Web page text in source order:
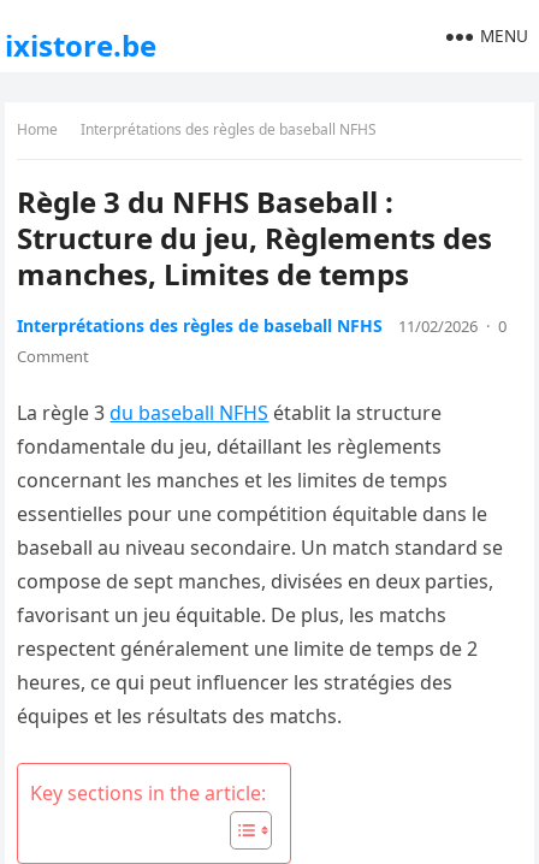
ixistore.be MENU
Home Interprétations des règles de baseball NFHS
Règle 3 du NFHS Baseball :
Structure du jeu, Règlements des
manches, Limites de temps
Interprétations des règles de baseball NFHS 11/02/2026 · 0
Comment
La règle 3du baseball NFHS établit la structure
fondamentale du jeu, détaillant les règlements
concernant les manches et les limites de temps
essentielles pour une compétition équitable dans le
baseball au niveau secondaire. Un match standard se
compose de sept manches, divisées en deux parties,
favorisant un jeu équitable. De plus, les matchs
respectent généralement une limite de temps de 2
heures, ce qui peut influencer les stratégies des
équipes et les résultats des matchs.
Key sections in the article: